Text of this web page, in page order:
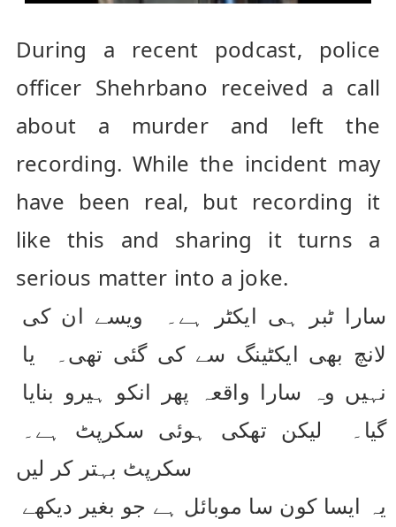
During a recent podcast, police
officer Shehrbano received a call
about a murder and left the
recording. While the incident may
have been real, but recording it
like this and sharing it turns a
serious matter into a joke.
سکرپٹ بہتر کر لیں